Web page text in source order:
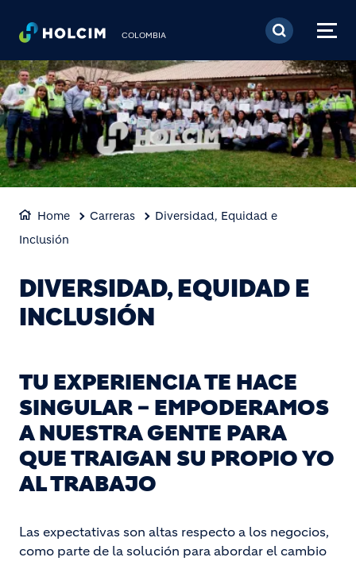
Pasar al contenido
COLOMBIA
Home Carreras
Diversidad, Equidad e
Inclusión
DIVERSIDAD, EQUIDAD E
INCLUSIÓN
TU EXPERIENCIA TE HACE
SINGULAR – EMPODERAMOS
A NUESTRA GENTE PARA
QUE TRAIGAN SU PROPIO YO
AL TRABAJO
Las expectativas son altas respecto a los negocios,
como parte de la solución para abordar el cambio